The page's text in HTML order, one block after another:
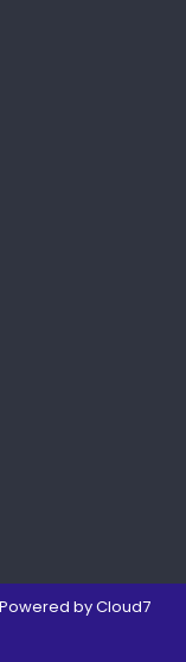
byCloud7